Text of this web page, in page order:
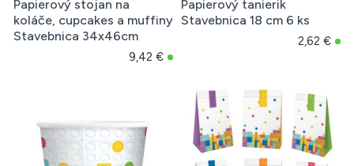
Papierový stojan na
koláče, cupcakes a muffiny
Stavebnica 34x46cm
9,42 €
Papierový tanierik
Stavebnica 18 cm 6 ks
2,62 €